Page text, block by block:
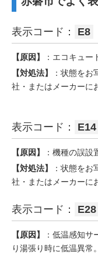
表示コード： E8
【原因】
：エコキュー
【対処法】
：状態を
社・またはメーカーに
表示コード： E14
【原因】
：機種の誤設
【対処法】
：状態を
社・またはメーカーに
表示コード： E28
【原因】
：低温感知
り湯張り時に低温異常。